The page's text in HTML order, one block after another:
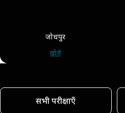
जोधपुर
खोजें
सभी परीक्षाएँ